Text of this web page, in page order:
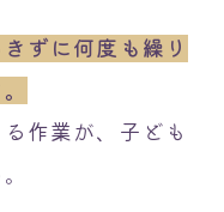
ずに何度も繰り
作業が、子ども